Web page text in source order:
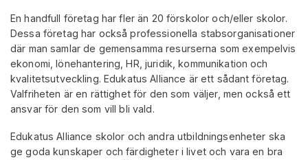
En handfull företag har fler än 20 förskolor och/eller skolor.
Dessa företag har också professionella stabsorganisationer
där man samlar de gemensamma resurserna som exempelvis
ekonomi, lönehantering, HR, juridik, kommunikation och
kvalitetsutveckling. Edukatus Alliance är ett sådant företag.
Valfriheten är en rättighet för den som väljer, men också ett
ansvar för den som vill bli vald.
Edukatus Alliance skolor och andra utbildningsenheter ska
ge goda kunskaper och färdigheter i livet och vara en bra